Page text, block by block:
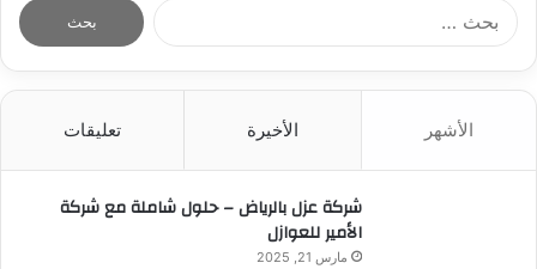
الأشهر الأخيرة تعليقات
شركة عزل بالرياض – حلول شاملة مع شركة
الأمير للعوازل
مارس 21, 2025